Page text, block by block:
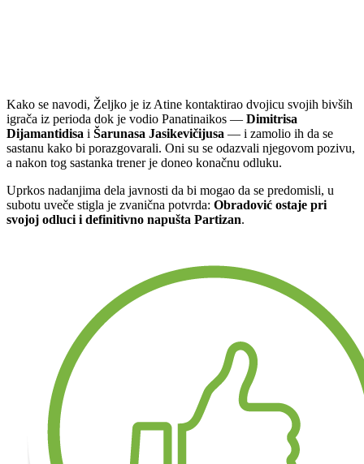
Kako se navodi, Željko je iz Atine kontaktirao dvojicu svojih bivših
igrača iz perioda dok je vodio Panatinaikos — Dimitrisa
Dijamantidisa i Šarunasa Jasikevičijusa — i zamolio ih da se
sastanu kako bi porazgovarali. Oni su se odazvali njegovom pozivu,
a nakon tog sastanka trener je doneo konačnu odluku.
Uprkos nadanjima dela javnosti da bi mogao da se predomisli, u
subotu uveče stigla je zvanična potvrda: Obradović ostaje pri
svojoj odluci i definitivno napušta Partizan.